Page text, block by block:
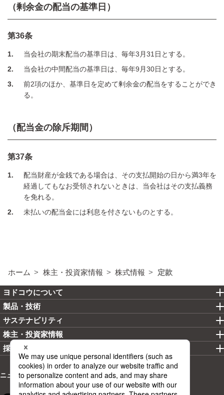
（剰余金の配当の基準日）
第36条
1
当会社の期末配当の基準日は、毎年3月31日とする。
2
当会社の中間配当の基準日は、毎年9月30日とする。
3
前2項のほか、基準日を定めて剰余金の配当をすることができ
る。
（配当金の除斥期間）
第37条
1
配当財産が金銭である場合は、その支払開始の日から満3年を
経過してもなお受領されないときは、当会社はその支払義務
を免れる。
2
未払いの配当金には利息を付さないものとする。
ホーム 株主・投資家情報 株式情報 定款
ヨドコウについて
製品・技術
サステナビリティ
株主・投資家情報
採用情報
ニュースリリース お問い合わせ カタログ